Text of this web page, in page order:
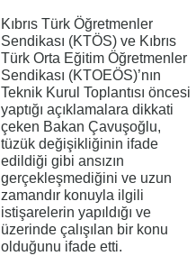
Kıbrıs Türk Öğretmenler
Sendikası (KTÖS) ve Kıbrıs
Türk Orta Eğitim Öğretmenler
Sendikası (KTOEÖS)’nın
Teknik Kurul Toplantısı öncesi
yaptığı açıklamalara dikkati
çeken Bakan Çavuşoğlu,
tüzük değişikliğinin ifade
edildiği gibi ansızın
gerçekleşmediğini ve uzun
zamandır konuyla ilgili
istişarelerin yapıldığı ve
üzerinde çalışılan bir konu
olduğunu ifade etti.